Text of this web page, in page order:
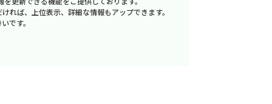
れば、上位表示、詳細な情報もアップできます。
です。